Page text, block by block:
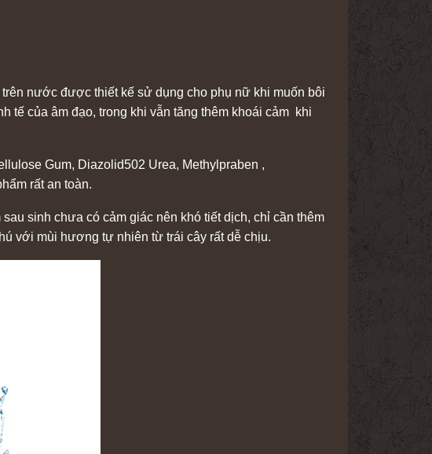
nước được thiết kế sử dụng cho phụ nữ khi muốn bôi
tế của âm đạo, trong khi vẫn tăng thêm khoái cảm khi
Gum, Diazolid502 Urea, Methylpraben ,
rất an toàn.
sinh chưa có cảm giác nên khó tiết dịch, chỉ cần thêm
với mùi hương tự nhiên từ trái cây rất dễ chịu.